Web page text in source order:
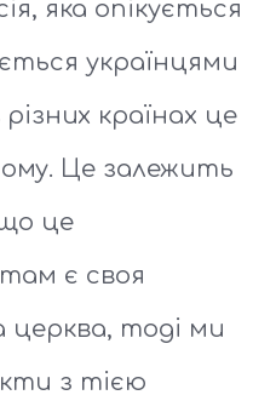
яка опікується
українцями
країнах це
Це залежить
це
є своя
церква, тоді ми
з тією